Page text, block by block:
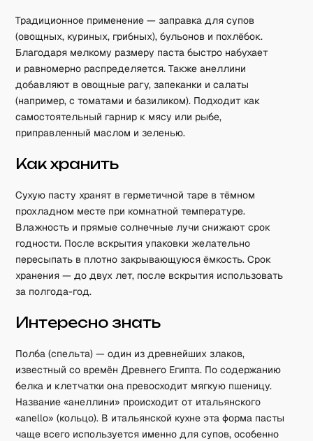
Традиционное применение — заправка для супов
(овощных, куриных, грибных), бульонов и похлёбок.
Благодаря мелкому размеру паста быстро набухает
и равномерно распределяется. Также анеллини
добавляют в овощные рагу, запеканки и салаты
(например, с томатами и базиликом). Подходит как
самостоятельный гарнир к мясу или рыбе,
приправленный маслом и зеленью.
Как хранить
Сухую пасту хранят в герметичной таре в тёмном
прохладном месте при комнатной температуре.
Влажность и прямые солнечные лучи снижают срок
годности. После вскрытия упаковки желательно
пересыпать в плотно закрывающуюся ёмкость. Срок
хранения — до двух лет, после вскрытия использовать
за полгода-год.
Интересно знать
Полба (спельта) — один из древнейших злаков,
известный со времён Древнего Египта. По содержанию
белка и клетчатки она превосходит мягкую пшеницу.
Название «анеллини» происходит от итальянского
«anello» (кольцо). В итальянской кухне эта форма пасты
чаще всего используется именно для супов, особенно